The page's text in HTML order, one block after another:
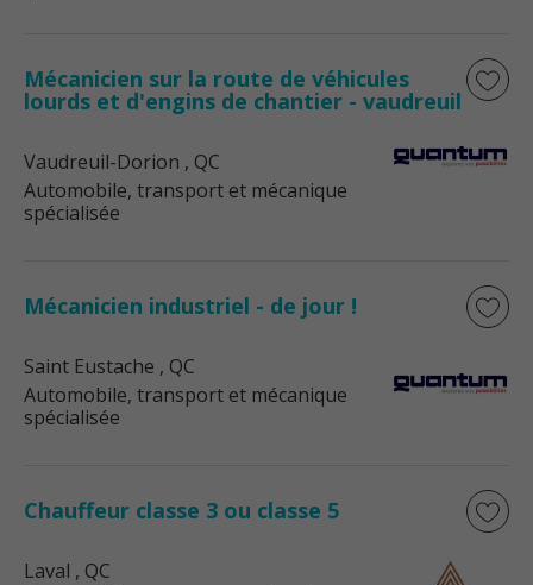
Mécanicien sur la route de véhicules
lourds et d'engins de chantier - vaudreuil
Vaudreuil-Dorion , QC
Automobile, transport et mécanique
spécialisée
Mécanicien industriel - de jour !
Saint Eustache , QC
Automobile, transport et mécanique
spécialisée
Chauffeur classe 3 ou classe 5
Laval , QC